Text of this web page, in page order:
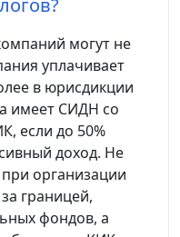
могут не
уплачивает
в юрисдикции
имеет СИДН со
если до 50%
доход. Не
организации
границей,
фондов, а